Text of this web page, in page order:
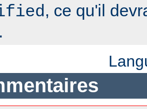
, ce qu'il